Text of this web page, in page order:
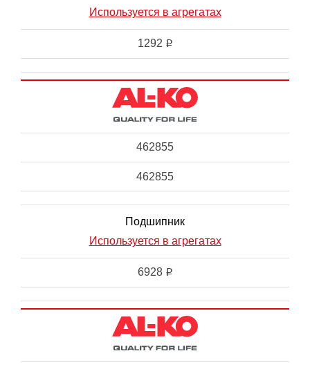
Используется в агрегатах
1292 i
462855
462855
Подшипник
Используется в агрегатах
6928 i